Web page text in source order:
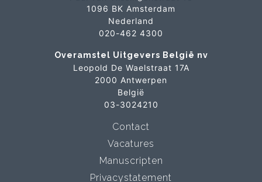
1096 BK Amsterdam
Nederland
020-462 4300
Overamstel Uitgevers België nv
Leopold De Waelstraat 17A
2000 Antwerpen
België
03-3024210
Contact
Vacatures
Manuscripten
Privacystatement